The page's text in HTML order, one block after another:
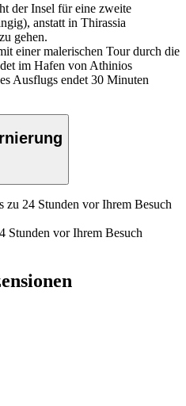
der Insel für eine zweite
anstatt in Thirassia
gehen.
einer malerischen Tour durch die
im Hafen von Athinios
Ausflugs endet 30 Minuten
zu 24 Stunden vor Ihrem Besuch
Stunden vor Ihrem Besuch